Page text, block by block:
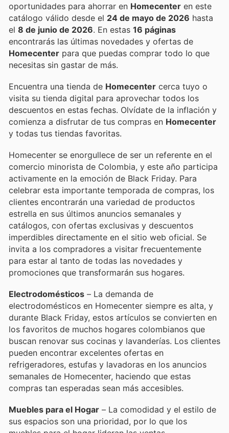
oportunidades para ahorrar en Homecenter en este
catálogo válido desde el 24 de mayo de 2026 hasta
el 8 de junio de 2026 . En estas 16 páginas
encontrarás las últimas novedades y ofertas de
Homecenter para que puedas comprar todo lo que
necesitas sin gastar de más.
Encuentra una tienda de Homecenter cerca tuyo o
visita su tienda digital para aprovechar todos los
descuentos en estas fechas. Olvídate de la inflación y
comienza a disfrutar de tus compras en Homecenter
y todas tus tiendas favoritas.
Homecenter se enorgullece de ser un referente en el
comercio minorista de Colombia, y este año participa
activamente en la emoción de Black Friday. Para
celebrar esta importante temporada de compras, los
clientes encontrarán una variedad de productos
estrella en sus últimos anuncios semanales y
catálogos, con ofertas exclusivas y descuentos
imperdibles directamente en el sitio web oficial. Se
invita a los compradores a visitar frecuentemente
para estar al tanto de todas las novedades y
promociones que transformarán sus hogares.
Electrodomésticos – La demanda de
electrodomésticos en Homecenter siempre es alta, y
durante Black Friday, estos artículos se convierten en
los favoritos de muchos hogares colombianos que
buscan renovar sus cocinas y lavanderías. Los clientes
pueden encontrar excelentes ofertas en
refrigeradores, estufas y lavadoras en los anuncios
semanales de Homecenter, haciendo que estas
compras tan esperadas sean más accesibles.
Muebles para el Hogar – La comodidad y el estilo de
sus espacios son una prioridad, por lo que los